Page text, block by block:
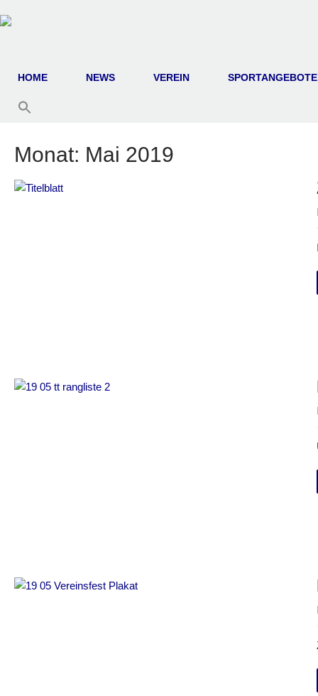
HOME NEWS VEREIN SPORTANGEBOTE
Monat: Mai 2019